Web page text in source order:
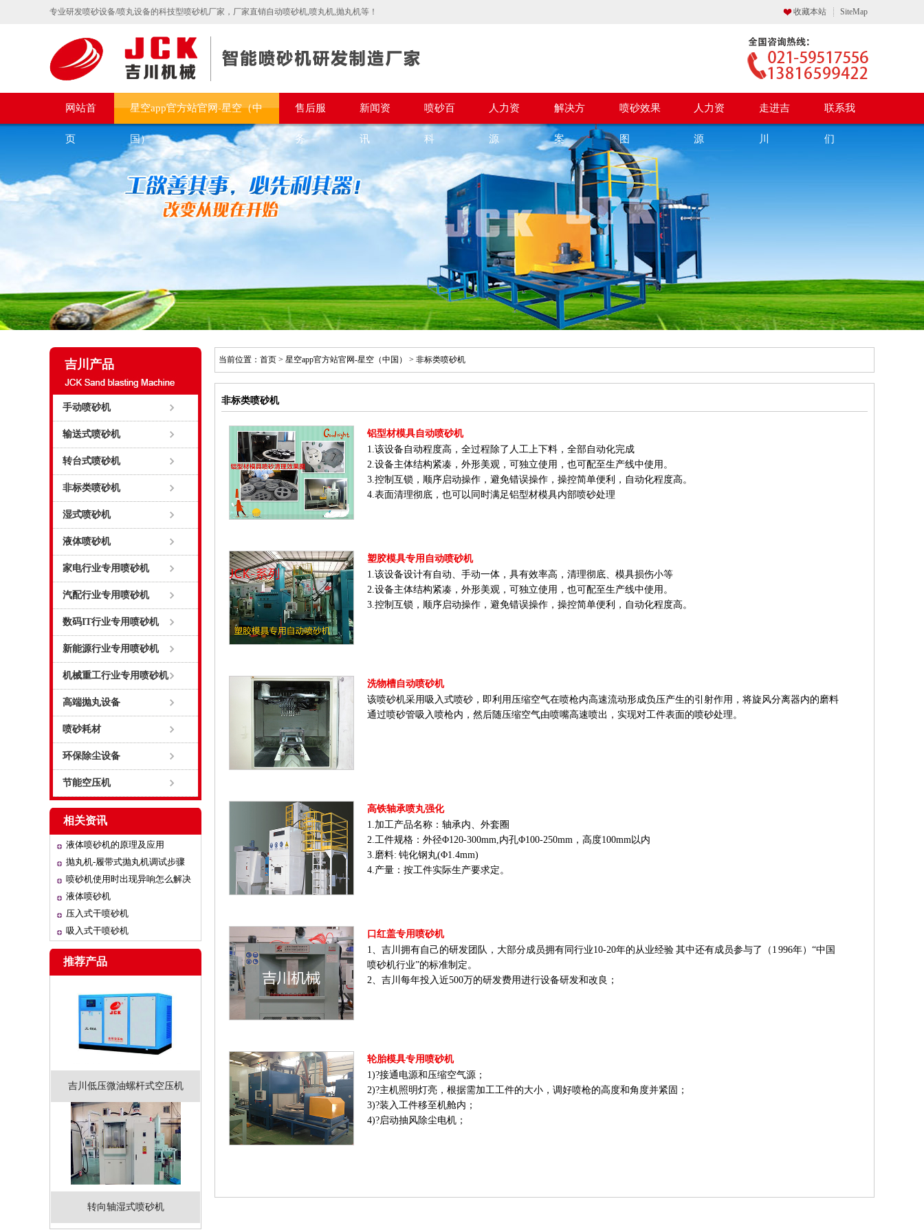
专业研发喷砂设备/喷丸设备的科技型喷砂机厂家，厂家直销自动喷砂机,喷丸机,抛丸机等！ 收藏本站 SiteMap
网站首
页
星空app官方站官网-星空（中
国）
售后服
务
新闻资
讯
喷砂百
科
人力资
源
解决方
案
喷砂效果
图
人力资
源
走进吉
川
联系我
们
吉川产品
手动喷砂机
输送式喷砂机
转台式喷砂机
非标类喷砂机
湿式喷砂机
液体喷砂机
家电行业专用喷砂机
汽配行业专用喷砂机
数码IT行业专用喷砂机
新能源行业专用喷砂机
机械重工行业专用喷砂机
高端抛丸设备
喷砂耗材
环保除尘设备
节能空压机
相关资讯
液体喷砂机的原理及应用
抛丸机-履带式抛丸机调试步骤
喷砂机使用时出现异响怎么解决
液体喷砂机
压入式干喷砂机
吸入式干喷砂机
推荐产品
吉川低压微油螺杆式空压机
转向轴湿式喷砂机
当前位置： 首页 > 星空app官方站官网-星空（中国） > 非标类喷砂机
非标类喷砂机
铝型材模具自动喷砂机
1.该设备自动程度高，全过程除了人工上下料，全部自动化完成
2.设备主体结构紧凑，外形美观，可独立使用，也可配至生产线中使用。
3.控制互锁，顺序启动操作，避免错误操作，操控简单便利，自动化程度高。
4.表面清理彻底，也可以同时满足铝型材模具内部喷砂处理
塑胶模具专用自动喷砂机
1.该设备设计有自动、手动一体，具有效率高，清理彻底、模具损伤小等
2.设备主体结构紧凑，外形美观，可独立使用，也可配至生产线中使用。
3.控制互锁，顺序启动操作，避免错误操作，操控简单便利，自动化程度高。
洗物槽自动喷砂机
该喷砂机采用吸入式喷砂，即利用压缩空气在喷枪内高速流动形成负压产生的引射作用，将旋风分离器内的磨料
通过喷砂管吸入喷枪内，然后随压缩空气由喷嘴高速喷出，实现对工件表面的喷砂处理。
高铁轴承喷丸强化
1.加工产品名称：轴承内、外套圈
2.工件规格：外径Φ120-300mm,内孔Φ100-250mm，高度100mm以内
3.磨料: 钝化钢丸(Φ1.4mm)
4.产量：按工件实际生产要求定。
口红盖专用喷砂机
1、吉川拥有自己的研发团队，大部分成员拥有同行业10-20年的从业经验 其中还有成员参与了（1 996年）“中国
喷砂机行业”的标准制定。
2、吉川每年投入近500万的研发费用进行设备研发和改良；
轮胎模具专用喷砂机
1)?接通电源和压缩空气源；
2)?主机照明灯亮，根据需加工工件的大小，调好喷枪的高度和角度并紧固；
3)?装入工件移至机舱内；
4)?启动抽风除尘电机；